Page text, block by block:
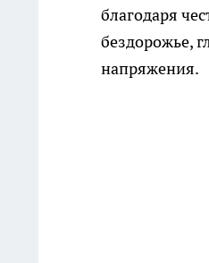
благодаря
бездорожье,
напряжения.